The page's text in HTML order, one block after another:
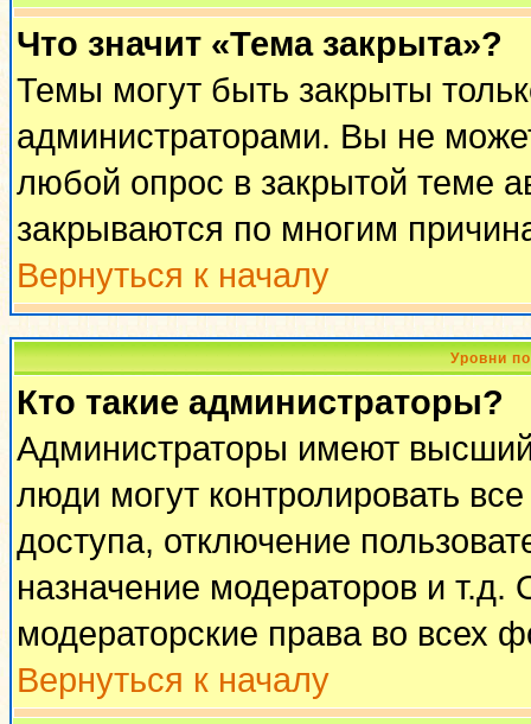
Что значит «Тема закрыта»?
Темы могут быть закрыты
администраторами. Вы не
любой опрос в закрытой теме
закрываются по многим
Вернуться к началу
Уровни
Кто такие администраторы?
Администраторы имеют
люди могут контролировать
доступа, отключение
назначение модераторов и
модераторские права во всех
Вернуться к началу